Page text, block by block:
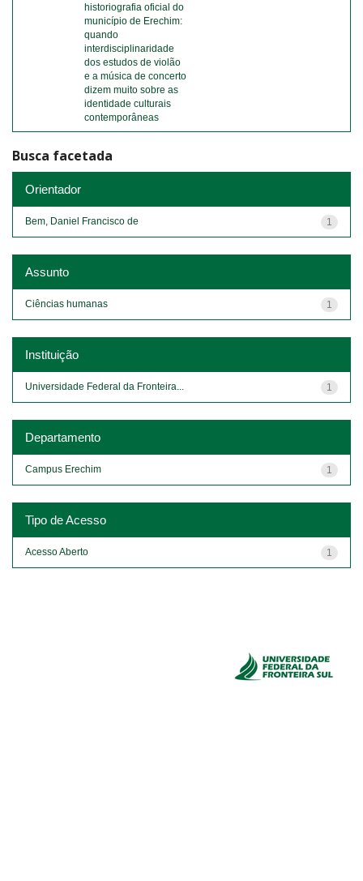
historiografia oficial do
município de Erechim:
quando
interdisciplinaridade
dos estudos de violão
e a música de concerto
dizem muito sobre as
identidade culturais
contemporâneas
Busca facetada
Orientador
1
Bem, Daniel Francisco de
Assunto
1
Ciências humanas
Instituição
1
Universidade Federal da Fronteira...
Departamento
1
Campus Erechim
Tipo de Acesso
1
Acesso Aberto